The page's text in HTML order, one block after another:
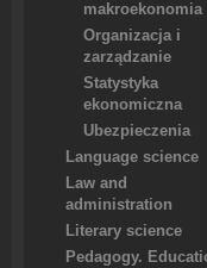
makroekonomia
Organizacja i
zarządzanie
Statystyka
ekonomiczna
Ubezpieczenia
Language science
Law and
administration
Literary science
Pedagogy.